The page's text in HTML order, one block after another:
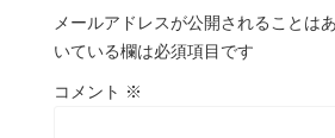
メールアドレスが公開されることは
いている欄は必須項目です
コメント ※